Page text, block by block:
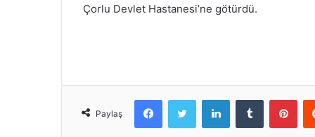
Çorlu Devlet Hastanesi’ne götürdü.
Paylaş
FacebookTwitter LinkedInTumblr